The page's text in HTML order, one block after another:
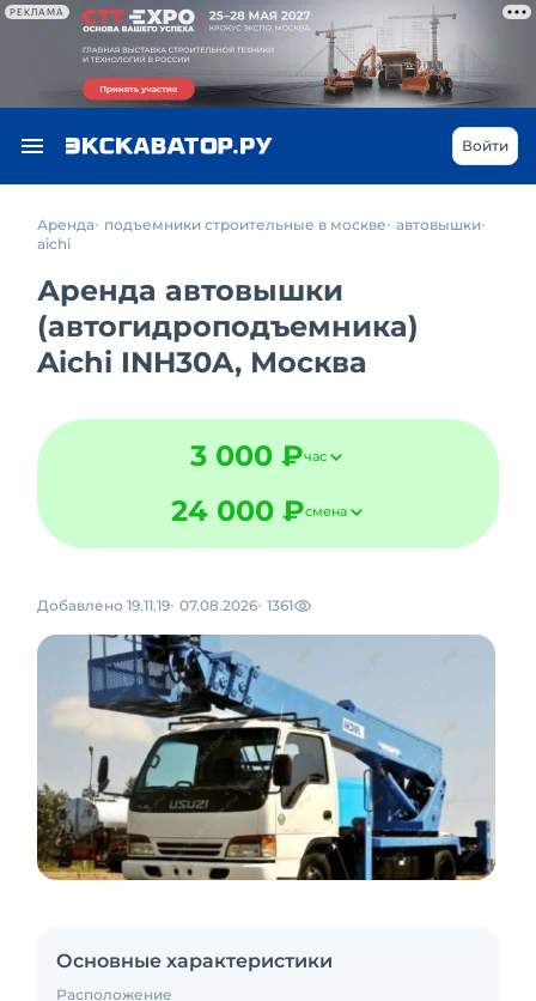
РЕКЛАМА
Войти
Аренда подъемники строительные в москве автовышки
aichi
Аренда автовышки
(автогидроподъемника)
Aichi INH30A, Москва
3 000 ₽час
24 000 ₽смена
Добавлено 19.11.19 07.08.2026 1361
Основные характеристики
Расположение